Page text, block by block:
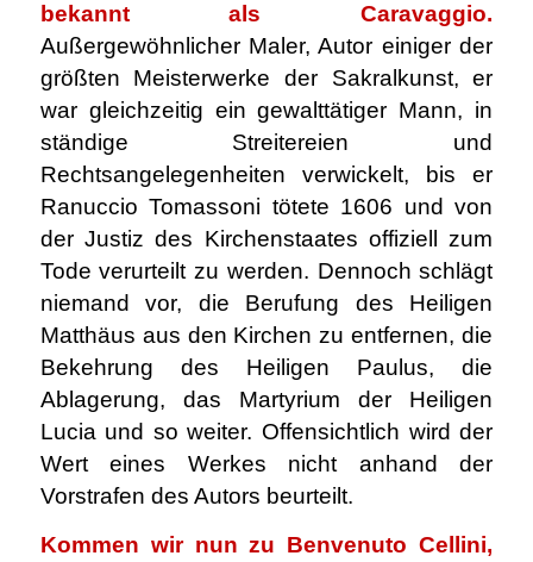
bekannt als Caravaggio.
Außergewöhnlicher Maler, Autor einiger der
größten Meisterwerke der Sakralkunst, er
war gleichzeitig ein gewalttätiger Mann, in
ständige Streitereien und
Rechtsangelegenheiten verwickelt, bis er
Ranuccio Tomassoni tötete 1606 und von
der Justiz des Kirchenstaates offiziell zum
Tode verurteilt zu werden. Dennoch schlägt
niemand vor, die Berufung des Heiligen
Matthäus aus den Kirchen zu entfernen, die
Bekehrung des Heiligen Paulus, die
Ablagerung, das Martyrium der Heiligen
Lucia und so weiter. Offensichtlich wird der
Wert eines Werkes nicht anhand der
Vorstrafen des Autors beurteilt.
Kommen wir nun zu Benvenuto Cellini,